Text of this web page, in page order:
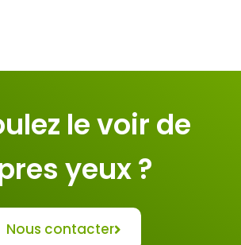
le voir de
yeux ?
Nous contacter